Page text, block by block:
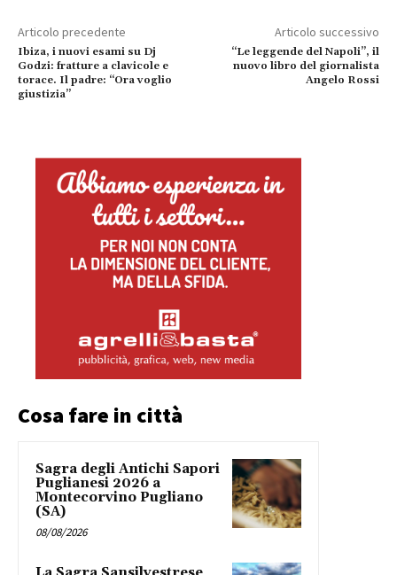
Articolo precedente
Ibiza, i nuovi esami su Dj
Godzi: fratture a clavicole e
torace. Il padre: “Ora voglio
giustizia”
Articolo successivo
“Le leggende del Napoli”, il
nuovo libro del giornalista
Angelo Rossi
Cosa fare in città
Sagra degli Antichi Sapori
Puglianesi 2026 a
Montecorvino Pugliano
(SA)
08/08/2026